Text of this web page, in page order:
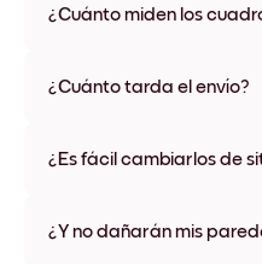
¿Cuánto miden los
varios materiales y colores
¿Cuánto tarda el envío?
disponibles en algunos
¿Es fácil cambiarlos de
ningún daño
¿Y no dañarán mis